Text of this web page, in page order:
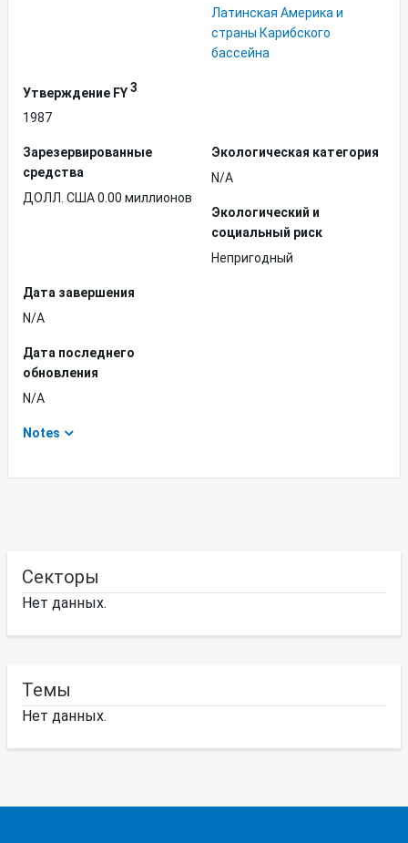
Латинская Америка и
страны Карибского
бассейна
Утверждение FY3
1987
Зарезервированные
средства
ДОЛЛ. США 0.00 миллионов
Экологическая категория
N/A
Экологический и
социальный риск
Непригодный
Дата завершения
N/A
Дата последнего
обновления
N/A
Notes
Секторы
Нет данных.
Темы
Нет данных.